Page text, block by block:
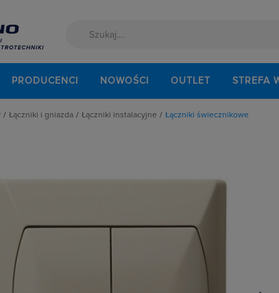
PRODUCENCI NOWOŚCI OUTLET STREFA
i przewody
odgromowa
ochronna i BHP
siłowy, przenośny
ciepła
kabli
Łączniki i gniazda
Termostaty i regulatory
Łączniki instalacyjne
Radia i głośniki
Łączniki świecznikowe